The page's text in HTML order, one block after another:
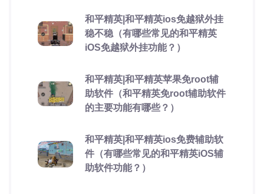
和平精英|和平精英ios免越狱外挂
稳不稳（有哪些常见的和平精英
iOS免越狱外挂功能？）
和平精英|和平精英苹果免root辅
助软件（和平精英免root辅助软件
的主要功能有哪些？）
和平精英|和平精英ios免费辅助软
件（有哪些常见的和平精英iOS辅
助软件功能？）